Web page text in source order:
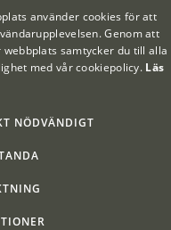
om kundklubben.
använder cookies för att
Genom att
webbplats samtycker du till alla
med vår cookiepolicy. Läs
NÖDVÄNDIGT